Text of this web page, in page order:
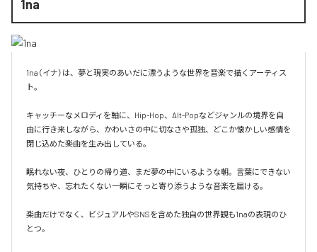
1na
1na（イナ）は、夢と現実のあいだに漂うような世界を音楽で描くアーティス
ト。
キャッチーなメロディを軸に、Hip-Hop、Alt-Popなどジャンルの境界を自
由に行き来しながら、かわいさの中に切なさや孤独、どこか懐かしい感情を
閉じ込めた楽曲を生み出している。
眠れない夜、ひとりの帰り道、まだ夢の中にいるような朝。言葉にできない
気持ちや、忘れたくない一瞬にそっと寄り添うような音楽を届ける。
楽曲だけでなく、ビジュアルやSNSを含めた独自の世界観も1naの表現のひ
とつ。